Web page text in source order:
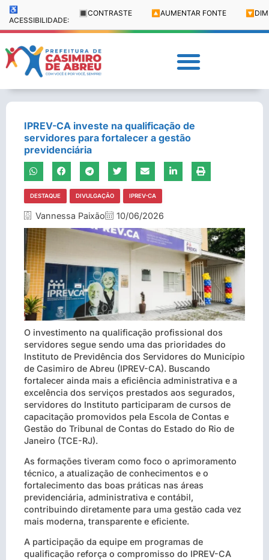
♿
ACESSIBILIDADE:
🔳 CONTRASTE 🔼 AUMENTAR FONTE 🔽
IPREV-CA investe na qualificação de
servidores para fortalecer a gestão
previdenciária
DESTAQUE DIVULGAÇÃO IPREV-CA
Vannessa Paixão 10/06/2026
O investimento na qualificação profissional dos
servidores segue sendo uma das prioridades do
Instituto de Previdência dos Servidores do Município
de Casimiro de Abreu (IPREV-CA). Buscando
fortalecer ainda mais a eficiência administrativa e a
excelência dos serviços prestados aos segurados,
servidores do Instituto participaram de cursos de
capacitação promovidos pela Escola de Contas e
Gestão do Tribunal de Contas do Estado do Rio de
Janeiro (TCE-RJ).
As formações tiveram como foco o aprimoramento
técnico, a atualização de conhecimentos e o
fortalecimento das boas práticas nas áreas
previdenciária, administrativa e contábil,
contribuindo diretamente para uma gestão cada vez
mais moderna, transparente e eficiente.
A participação da equipe em programas de
qualificação reforça o compromisso do IPREV-CA